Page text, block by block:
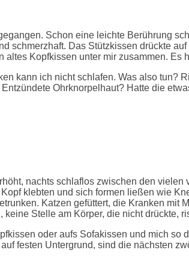
Schon eine leichte Berührung
schmerzhaft. Das Stützkissen drückte
Kopfkissen unter mir zusammen. Es
kann ich nicht schlafen. Was also tun?
Ohrknorpelhaut? Hatte die
nachts schlaflos zwischen den
klebten und sich formen ließen wie
Katzen gefüttert, die Kranken mit
Stelle am Körper, die nicht drückte,
oder aufs Sofakissen und mich so
festen Untergrund, sind die nächsten